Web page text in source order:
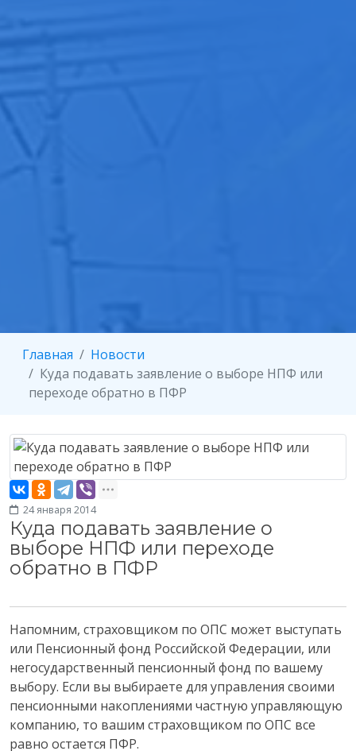
Главная
Новости
Куда подавать заявление о выборе НПФ или
переходе обратно в ПФР
24 января 2014
Куда подавать заявление о
выборе НПФ или переходе
обратно в ПФР
Напомним, страховщиком по ОПС может выступать
или Пенсионный фонд Российской Федерации, или
негосударственный пенсионный фонд по вашему
выбору. Если вы выбираете для управления своими
пенсионными накоплениями частную управляющую
компанию, то вашим страховщиком по ОПС все
равно остается ПФР.